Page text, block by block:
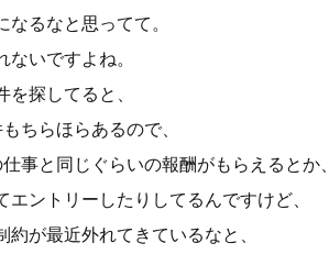
るなと思ってて。
いですよね。
探してると、
ちらほらあるので、
事と同じぐらいの報酬がもらえるとか、
エントリーしたりしてるんですけど、
約が最近外れてきているなと、